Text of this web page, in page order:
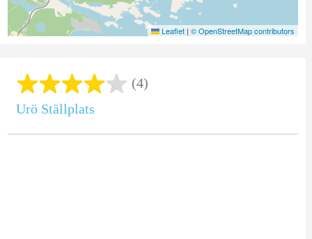
Leaflet | © OpenStreetMap contributors
(4)
Urö Ställplats